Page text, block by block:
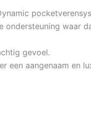
ondersteuning waar
gevoel.
een aangenaam en